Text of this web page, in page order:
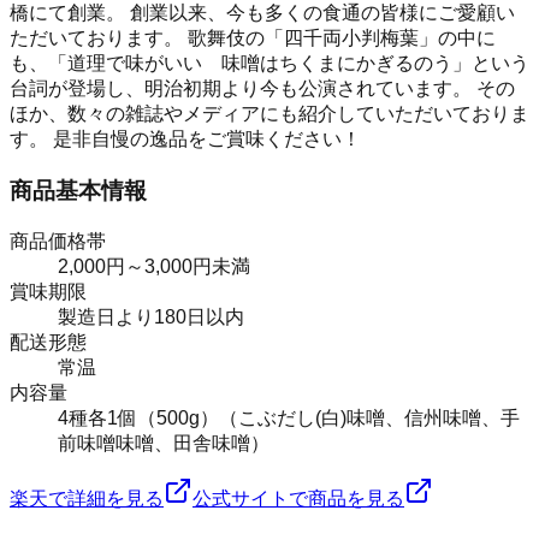
橋にて創業。 創業以来、今も多くの食通の皆様にご愛顧い
ただいております。 歌舞伎の「四千両小判梅葉」の中に
も、「道理で味がいい 味噌はちくまにかぎるのう」という
台詞が登場し、明治初期より今も公演されています。 その
ほか、数々の雑誌やメディアにも紹介していただいておりま
す。 是非自慢の逸品をご賞味ください！
商品基本情報
商品価格帯
2,000円～3,000円未満
賞味期限
製造日より180日以内
配送形態
常温
内容量
4種各1個（500g）（こぶだし(白)味噌、信州味噌、手
前味噌味噌、田舎味噌）
楽天で詳細を見る 公式サイトで商品を見る